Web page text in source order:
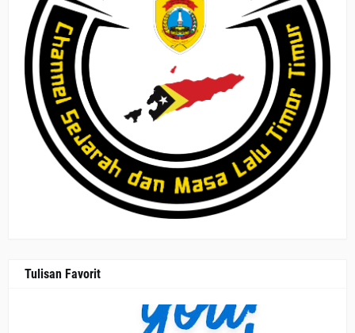
Tulisan Favorit